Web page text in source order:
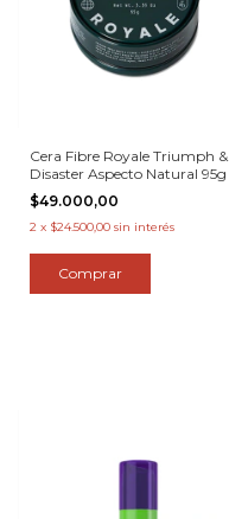
Cera Fibre Royale Triumph &
Disaster Aspecto Natural 95g
$49.000,00
2 x $24.500,00 sin interés